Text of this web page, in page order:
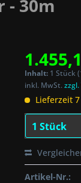
- 30m
Inhalt: 1 Stück
inkl. MwSt.
Lieferzeit
Artikel-Nr.: